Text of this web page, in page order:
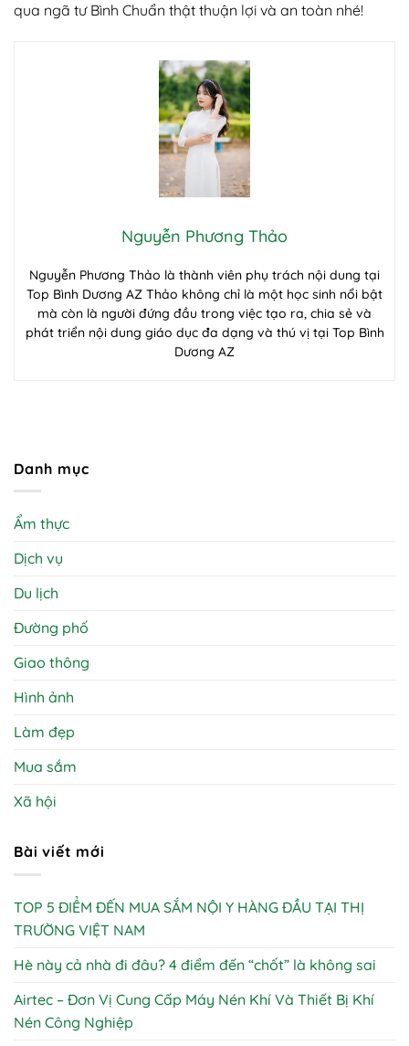
qua ngã tư Bình Chuẩn thật thuận lợi và an toàn nhé!
Nguyễn Phương Thảo
Nguyễn Phương Thảo là thành viên phụ trách nội dung tại
Top Bình Dương AZ Thảo không chỉ là một học sinh nổi bật
mà còn là người đứng đầu trong việc tạo ra, chia sẻ và
phát triển nội dung giáo dục đa dạng và thú vị tại Top Bình
Dương AZ
Danh mục
Ẩm thực
Dịch vụ
Du lịch
Đường phố
Giao thông
Hình ảnh
Làm đẹp
Mua sắm
Xã hội
Bài viết mới
TOP 5 ĐIỂM ĐẾN MUA SẮM NỘI Y HÀNG ĐẦU TẠI THỊ
TRƯỜNG VIỆT NAM
Hè này cả nhà đi đâu? 4 điểm đến “chốt” là không sai
Airtec – Đơn Vị Cung Cấp Máy Nén Khí Và Thiết Bị Khí
Nén Công Nghiệp